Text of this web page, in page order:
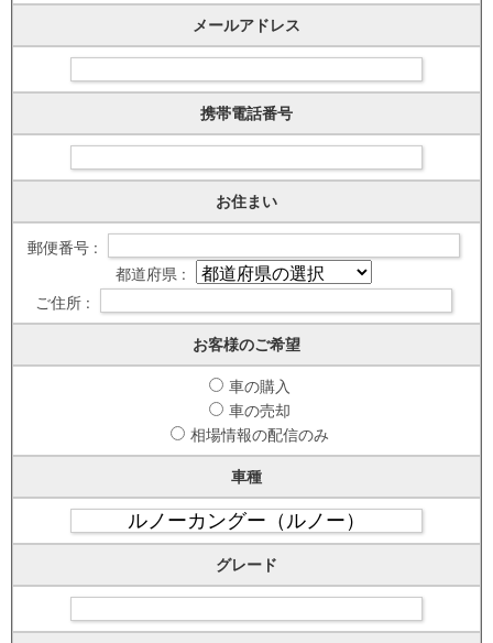
メールアドレス
携帯電話番号
お住まい
郵便番号 :
都道府県 :
ご住所 :
お客様のご希望
車の購入
車の売却
相場情報の配信のみ
車種
グレード